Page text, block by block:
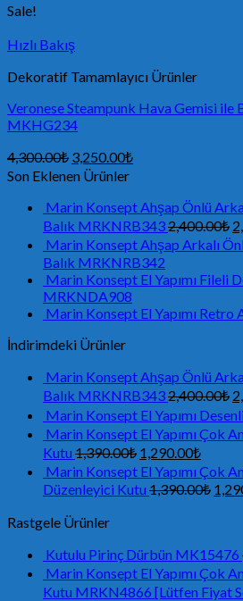
Sale!
Hızlı Bakış
Dekoratif Tamamlayıcı Ürünler
Veronese Steampunk Hava Gemisi ile
MKHG234
4,300.00₺ 3,250.00₺
Son Eklenen Ürünler
Marin Konsept Ahşap Önlü
Balık MRKNRB3432,400.00₺
Marin Konsept Ahşap Arkalı
Balık MRKNRB342
Marin Konsept El Yapımı Fileli
MRKNDA908
Marin Konsept El Yapımı Retro
İndirimdeki Ürünler
Marin Konsept Ahşap Önlü
Balık MRKNRB3432,400.00₺
Marin Konsept El Yapımı
Marin Konsept El Yapımı Çok
Kutu 1,390.00₺ 1,290.00₺
Marin Konsept El Yapımı Çok
Düzenleyici Kutu 1,390.00₺
Rastgele Ürünler
Kutulu Pirinç Dürbün MK15476
Marin Konsept El Yapımı Çok
Kutu MRKN4866 [Lütfen Fiyat